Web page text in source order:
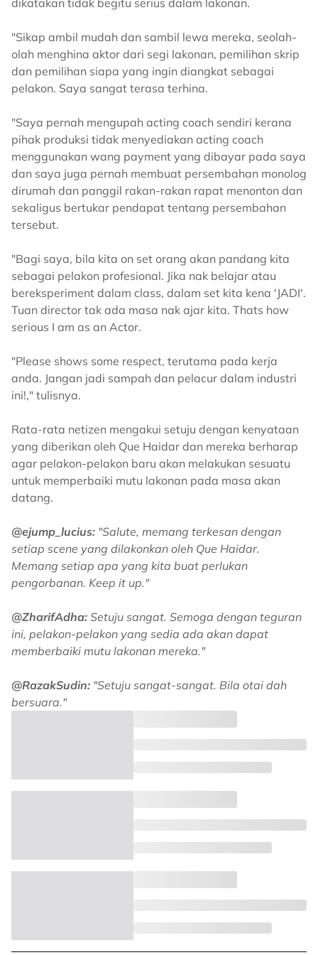
"Sikap ambil mudah dan sambil lewa mereka, seolah-
olah menghina aktor dari segi lakonan, pemilihan skrip
dan pemilihan siapa yang ingin diangkat sebagai
pelakon. Saya sangat terasa terhina.
"Saya pernah mengupah acting coach sendiri kerana
pihak produksi tidak menyediakan acting coach
menggunakan wang payment yang dibayar pada saya
dan saya juga pernah membuat persembahan monolog
dirumah dan panggil rakan-rakan rapat menonton dan
sekaligus bertukar pendapat tentang persembahan
tersebut.
"Bagi saya, bila kita on set orang akan pandang kita
sebagai pelakon profesional. Jika nak belajar atau
bereksperiment dalam class, dalam set kita kena 'JADI'.
Tuan director tak ada masa nak ajar kita. Thats how
serious I am as an Actor.
"Please shows some respect, terutama pada kerja
anda. Jangan jadi sampah dan pelacur dalam industri
ini!," tulisnya.
Rata-rata netizen mengakui setuju dengan kenyataan
yang diberikan oleh Que Haidar dan mereka berharap
agar pelakon-pelakon baru akan melakukan sesuatu
untuk memperbaiki mutu lakonan pada masa akan
datang.
@ejump_lucius: "Salute, memang terkesan dengan
setiap scene yang dilakonkan oleh Que Haidar.
Memang setiap apa yang kita buat perlukan
pengorbanan. Keep it up."
@ZharifAdha: Setuju sangat. Semoga dengan teguran
ini, pelakon-pelakon yang sedia ada akan dapat
memberbaiki mutu lakonan mereka."
@RazakSudin: "Setuju sangat-sangat. Bila otai dah
bersuara."